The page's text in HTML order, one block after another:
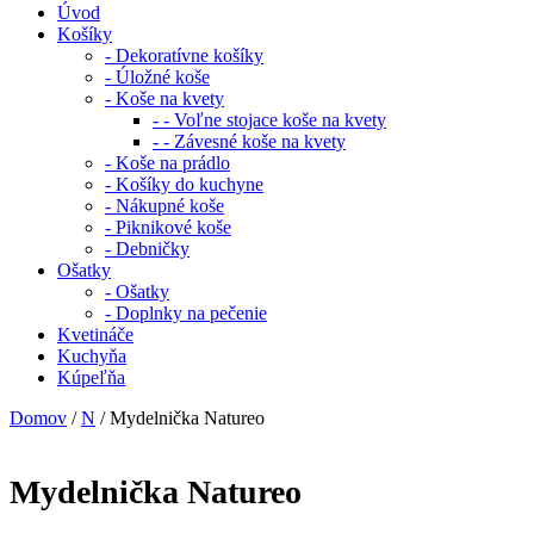
Úvod
Košíky
- Dekoratívne košíky
- Úložné koše
- Koše na kvety
- - Voľne stojace koše na kvety
- - Závesné koše na kvety
- Koše na prádlo
- Košíky do kuchyne
- Nákupné koše
- Piknikové koše
- Debničky
Ošatky
- Ošatky
- Doplnky na pečenie
Kvetináče
Kuchyňa
Kúpeľňa
Domov /N / Mydelnička Natureo
Mydelnička Natureo